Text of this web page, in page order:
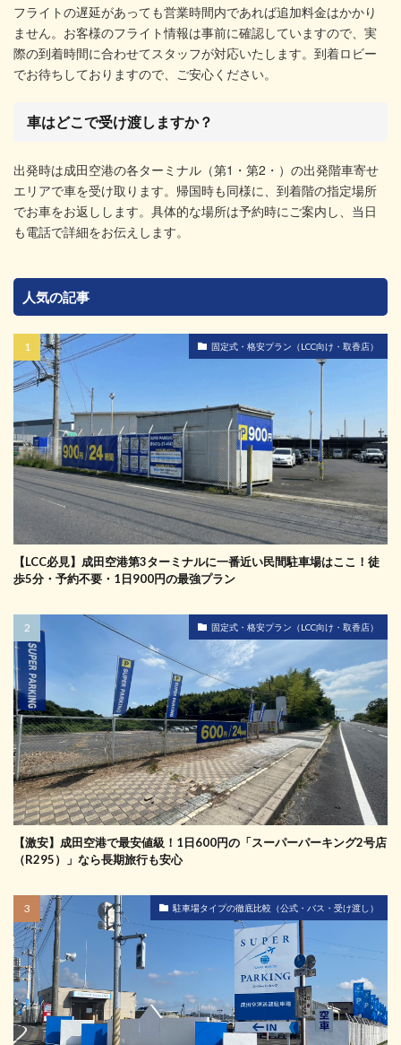
フライトの遅延があっても営業時間内であれば追加料金はかかり
ません。お客様のフライト情報は事前に確認していますので、実
際の到着時間に合わせてスタッフが対応いたします。到着ロビー
でお待ちしておりますので、ご安心ください。
車はどこで受け渡しますか？
出発時は成田空港の各ターミナル（第1・第2・）の出発階車寄せ
エリアで車を受け取ります。帰国時も同様に、到着階の指定場所
でお車をお返しします。具体的な場所は予約時にご案内し、当日
も電話で詳細をお伝えします。
人気の記事
固定式・格安プラン（LCC向け・取香店）
【LCC必見】成田空港第3ターミナルに一番近い民間駐車場はここ！徒
歩5分・予約不要・1日900円の最強プラン
固定式・格安プラン（LCC向け・取香店）
【激安】成田空港で最安値級！1日600円の「スーパーパーキング2号店
（R295）」なら長期旅行も安心
駐車場タイプの徹底比較（公式・バス・受け渡し）